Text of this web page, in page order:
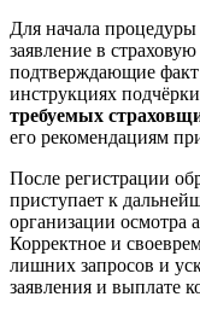
Для начала
заявление в
подтверждающие
инструкциях
требуемых
его рекомендациям
После регистрации
приступает к
организации осмотра
Корректное и
лишних запросов и
заявления и выплате